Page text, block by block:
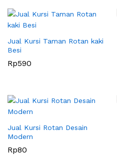
Jual Kursi Taman Rotan kaki
Besi
Rp590
Jual Kursi Rotan Desain
Modern
Rp80